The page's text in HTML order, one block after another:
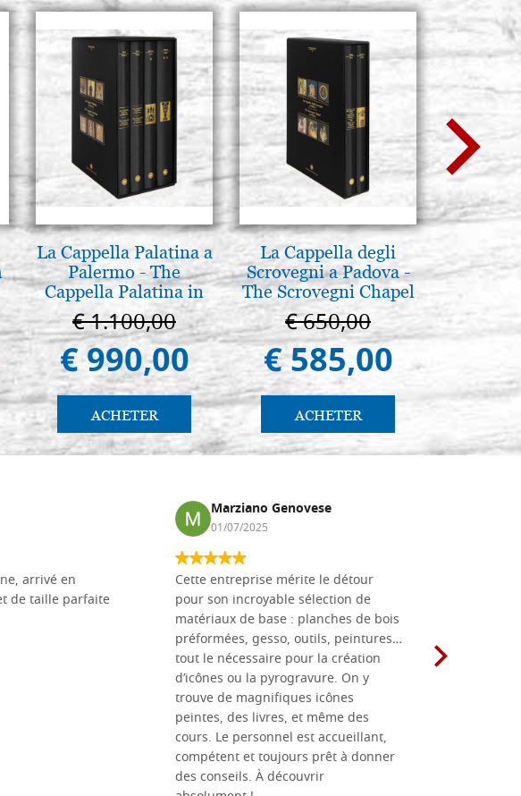
La Cappella Palatina a
Palermo - The
Cappella Palatina in
Palermo
€ 1.100,00
€ 990,00
ACHETER
La Cappella degli
Scrovegni a Padova -
The Scrovegni Chapel
in Padua
€ 650,00
€ 585,00
ACHETER
€
arrivé en
de taille parfaite
Marziano Genovese
01/07/2025
Cette entreprise mérite le détour
pour son incroyable sélection de
matériaux de base : planches de bois
préformées, gesso, outils, peintures…
tout le nécessaire pour la création
d’icônes ou la pyrogravure. On y
trouve de magnifiques icônes
peintes, des livres, et même des
cours. Le personnel est accueillant,
compétent et toujours prêt à donner
des conseils. À découvrir